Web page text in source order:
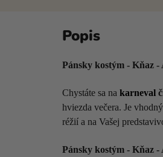
Pánsky kostým - Kňaz -
Chystáte sa na karneval
hviezda večera. Je
réžií a na Vašej
Pánsky kostým - Kňaz -